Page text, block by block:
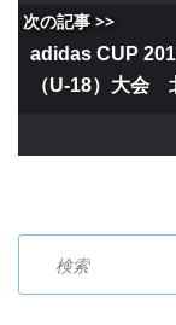
次の記事 >>
adidas CUP
（U-18）大会